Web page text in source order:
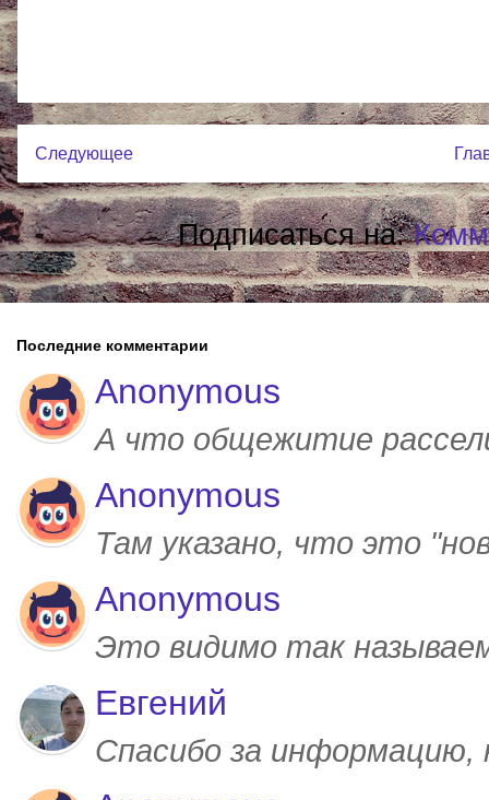
Следующее
Подписаться на:
Последние комментарии
Anonymous
А что общежитие
Anonymous
Там указано, что это
Anonymous
Это видимо так
Евгений
Спасибо за